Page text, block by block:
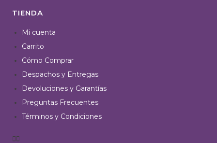
TIENDA
Mi cuenta
Carrito
Cómo Comprar
Despachos y Entregas
Devoluciones y Garantías
Preguntas Frecuentes
Términos y Condiciones